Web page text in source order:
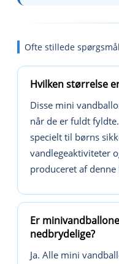
Ofte stillede
Hvilken størrelse
Disse mini
når de er fuldt
specielt til børns
vandlegeaktiviteter
produceret af
Er
nedbrydelige?
Ja. Alle mini